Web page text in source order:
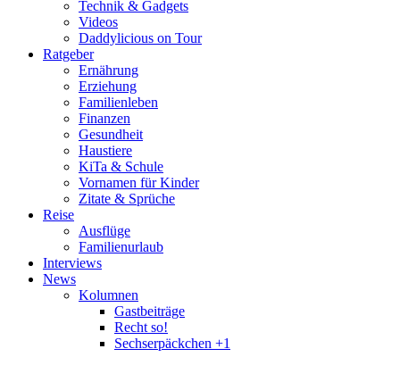
Technik & Gadgets
Videos
Daddylicious on Tour
Ratgeber
Ernährung
Erziehung
Familienleben
Finanzen
Gesundheit
Haustiere
KiTa & Schule
Vornamen für Kinder
Zitate & Sprüche
Reise
Ausflüge
Familienurlaub
Interviews
News
Kolumnen
Gastbeiträge
Recht so!
Sechserpäckchen +1